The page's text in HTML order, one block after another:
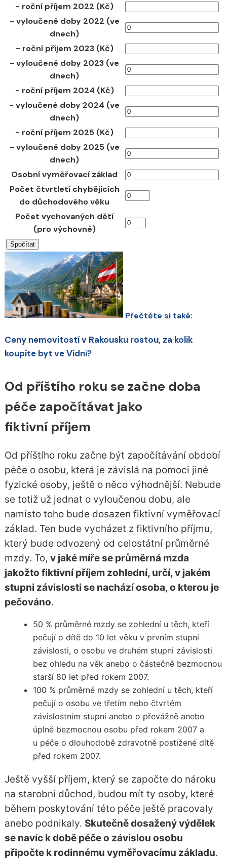
- roční příjem 2022 (Kč)
- vyloučené doby 2022 (ve
dnech)
- roční příjem 2023 (Kč)
- vyloučené doby 2023 (ve
dnech)
- roční příjem 2024 (Kč)
- vyloučené doby 2024 (ve
dnech)
- roční příjem 2025 (Kč)
- vyloučené doby 2025 (ve
dnech)
Osobní vyměřovací základ
Počet čtvrtletí chybějících
do důchodového věku
Počet vychovaných dětí
(pro výchovné)
Přečtěte si také:
Ceny nemovitostí v Rakousku rostou, za kolik
koupíte byt ve Vídni?
Od příštího roku se začne doba
péče započítávat jako
fiktivní příjem
Od příštího roku začne být započítávání období
péče o osobu, která je závislá na pomoci jiné
fyzické osoby, ještě o něco výhodnější. Nebude
se totiž už jednat o vyloučenou dobu, ale
namísto toho bude dosazen fiktivní vyměřovací
základ. Ten bude vycházet z fiktivního příjmu,
který bude odvozený od celostátní průměrné
mzdy. To, v jaké míře se průměrná mzda
jakožto fiktivní příjem zohlední, určí, v jakém
stupni závislosti se nachází osoba, o kterou je
pečováno.
50 % průměrné mzdy se zohlední u těch, kteří
pečují o dítě do 10 let věku v prvním stupni
závislosti, o osobu ve druhém stupni závislosti
bez ohledu na věk anebo o částečně bezmocnou
starší 80 let před rokem 2007.
100 % průměrné mzdy se zohlední u těch, kteří
pečují o osobu ve třetím nebo čtvrtém
závislostním stupni anebo o převážně anebo
úplně bezmocnou osobu před rokem 2007 a
u péče o dlouhodobě zdravotně postižené dítě
před rokem 2007.
Ještě vyšší příjem, který se započte do nároku
na starobní důchod, budou mít ty osoby, které
během poskytování této péče ještě pracovaly
anebo podnikaly. Skutečně dosažený výdělek
se navíc k době péče o závislou osobu
připočte k rodinnému vyměřovacímu základu.